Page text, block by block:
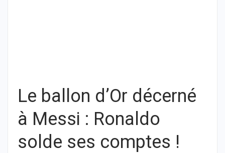
Le ballon d’Or décerné
à Messi : Ronaldo
solde ses comptes !